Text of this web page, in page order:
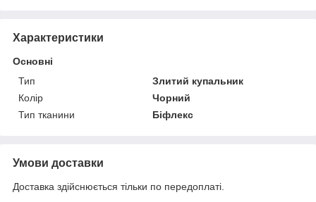
Характеристики
Основні
Тип
Злитий купальник
Колір
Чорний
Тип тканини
Біфлекс
Умови доставки
Доставка здійснюється тільки по передоплаті.